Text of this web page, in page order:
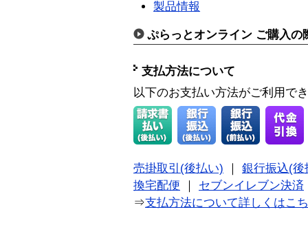
製品情報
ぷらっとオンライン ご購入の
支払方法について
以下のお支払い方法がご利用で
売掛取引(後払い)
銀行振込(後
換宅配便
セブンイレブン決済
⇒支払方法について詳しくはこ